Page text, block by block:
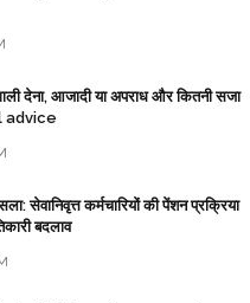
देना, आजादी या अपराध और कितनी सजा
advice
सेवानिवृत्त कर्मचारियों की पेंशन प्रक्रिया
बदलाव